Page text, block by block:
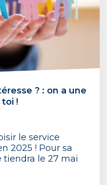
? : on a une
!
le service
2025 ! Pour sa
tiendra le 27 mai